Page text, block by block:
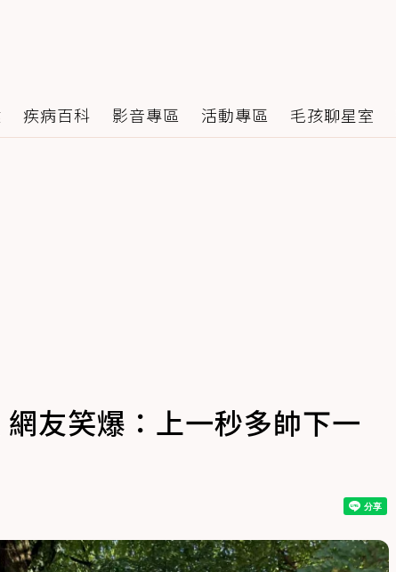
疾病百科 影音專區 活動專區 毛孩聊星室
友笑爆：上一秒多帥下一